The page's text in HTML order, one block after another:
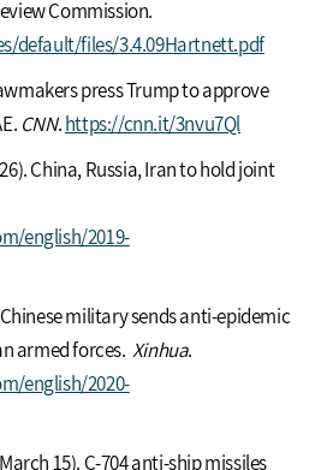
Commission.
default/files/3.4.09Hartnett.pdf
press Trump to approve
CNN.https://cnn.it/3nvu7Ql
China, Russia, Iran to hold joint
english/2019-
military sends anti-epidemic
armed forces. Xinhua.
english/2020-
15). C-704 anti-ship missiles